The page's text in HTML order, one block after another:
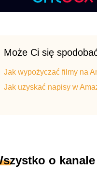
Może Ci się
Jak wypożyczać filmy na
Jak uzyskać napisy w
o